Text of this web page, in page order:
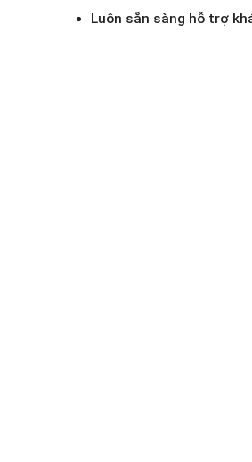
Luôn sẵn sàng hỗ trợ